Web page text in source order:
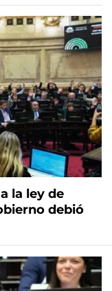
la ley de
debió